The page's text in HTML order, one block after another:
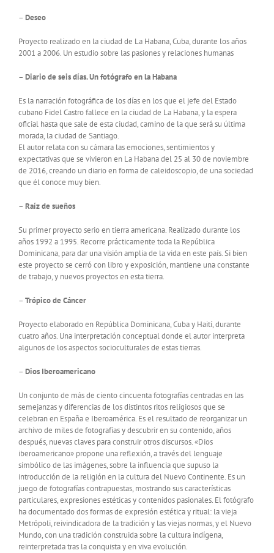
– Deseo
Proyecto realizado en la ciudad de La Habana, Cuba, durante los años
2001 a 2006. Un estudio sobre las pasiones y relaciones humanas
– Diario de seis días. Un fotógrafo en la Habana
Es la narración fotográfica de los días en los que el jefe del Estado
cubano Fidel Castro fallece en la ciudad de La Habana, y la espera
oficial hasta que sale de esta ciudad, camino de la que será su última
morada, la ciudad de Santiago.
El autor relata con su cámara las emociones, sentimientos y
expectativas que se vivieron en La Habana del 25 al 30 de noviembre
de 2016, creando un diario en forma de caleidoscopio, de una sociedad
que él conoce muy bien.
– Raíz de sueños
Su primer proyecto serio en tierra americana. Realizado durante los
años 1992 a 1995. Recorre prácticamente toda la República
Dominicana, para dar una visión amplia de la vida en este país. Si bien
este proyecto se cerró con libro y exposición, mantiene una constante
de trabajo, y nuevos proyectos en esta tierra.
– Trópico de Cáncer
Proyecto elaborado en República Dominicana, Cuba y Haití, durante
cuatro años. Una interpretación conceptual donde el autor interpreta
algunos de los aspectos socioculturales de estas tierras.
– Dios Iberoamericano
Un conjunto de más de ciento cincuenta fotografías centradas en las
semejanzas y diferencias de los distintos ritos religiosos que se
celebran en España e Iberoamérica. Es el resultado de reorganizar un
archivo de miles de fotografías y descubrir en su contenido, años
después, nuevas claves para construir otros discursos. «Dios
iberoamericano» propone una reflexión, a través del lenguaje
simbólico de las imágenes, sobre la influencia que supuso la
introducción de la religión en la cultura del Nuevo Continente. Es un
juego de fotografías contrapuestas, mostrando sus características
particulares, expresiones estéticas y contenidos pasionales. El fotógrafo
ha documentado dos formas de expresión estética y ritual: la vieja
Metrópoli, reivindicadora de la tradición y las viejas normas, y el Nuevo
Mundo, con una tradición construida sobre la cultura indígena,
reinterpretada tras la conquista y en viva evolución.